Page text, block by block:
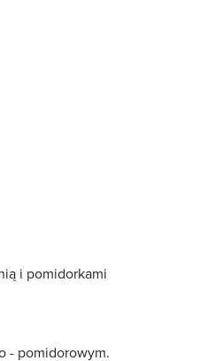
i pomidorkami
- pomidorowym.